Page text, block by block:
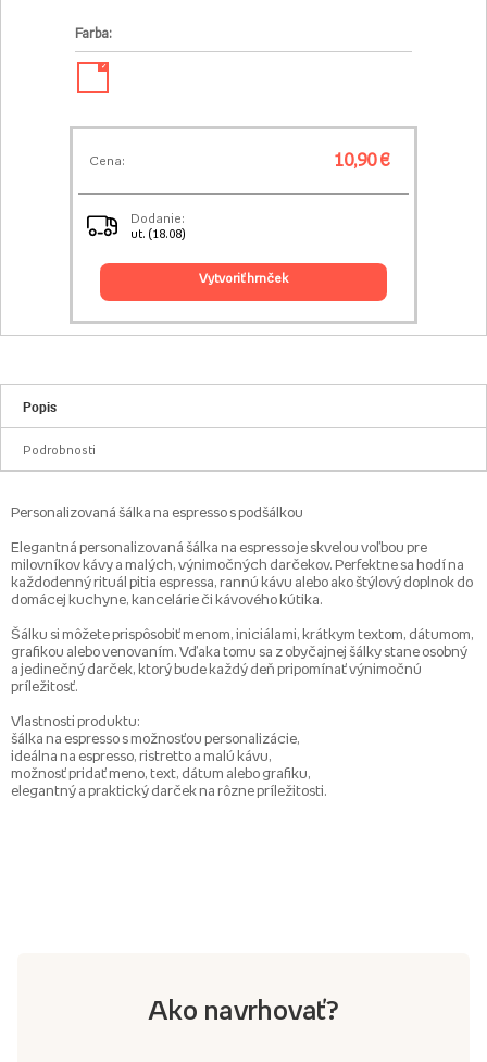
Farba:
✓
Cena: 10,90 €
Dodanie:
ut. (18.08)
vytvoriť hrnček
Popis
Podrobnosti
Personalizovaná šálka na espresso s podšálkou
Elegantná personalizovaná šálka na espresso je skvelou voľbou pre
milovníkov kávy a malých, výnimočných darčekov. Perfektne sa hodí na
každodenný rituál pitia espressa, rannú kávu alebo ako štýlový doplnok do
domácej kuchyne, kancelárie či kávového kútika.
Šálku si môžete prispôsobiť menom, iniciálami, krátkym textom, dátumom,
grafikou alebo venovaním. Vďaka tomu sa z obyčajnej šálky stane osobný
a jedinečný darček, ktorý bude každý deň pripomínať výnimočnú
príležitosť.
Vlastnosti produktu:
šálka na espresso s možnosťou personalizácie,
ideálna na espresso, ristretto a malú kávu,
možnosť pridať meno, text, dátum alebo grafiku,
elegantný a praktický darček na rôzne príležitosti.
Ako navrhovať?